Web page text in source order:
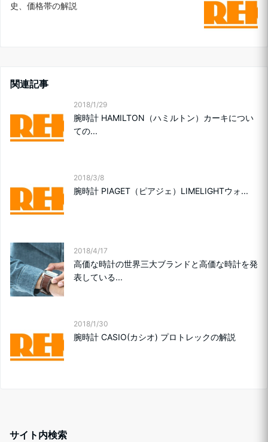
史、価格帯の解説
関連記事
2018/1/29
腕時計 HAMILTON（ハミルトン）カーキについ
ての...
2018/3/8
腕時計 PIAGET（ピアジェ）LIMELIGHTウォ...
2018/4/17
高価な時計の世界三大ブランドと高価な時計を発
表している...
2018/1/30
腕時計 CASIO(カシオ) プロトレックの解説
サイト内検索